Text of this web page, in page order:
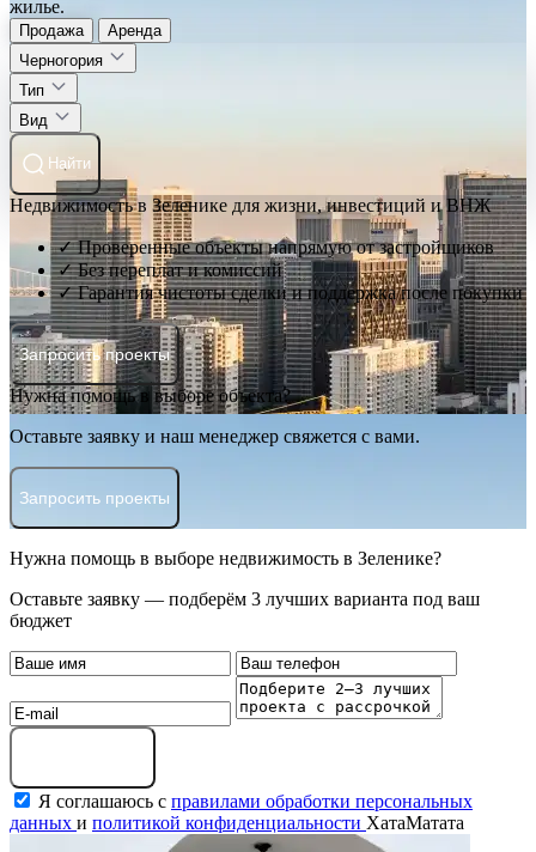
жилье.
Продажа
Аренда
Черногория
Тип
Вид
Найти
Недвижимость в Зеленике для жизни, инвестиций и ВНЖ
✓ Проверенные объекты напрямую от застройщиков
✓ Без переплат и комиссий
✓ Гарантия чистоты сделки и поддержка после покупки
Запросить проекты
Нужна помощь в выборе объекта?
Оставьте заявку и наш менеджер свяжется с вами.
Запросить проекты
Нужна помощь в выборе недвижимость в Зеленике?
Оставьте заявку — подберём 3 лучших варианта под ваш
бюджет
Я соглашаюсь с правилами обработки персональных
данных и политикой конфиденциальности ХатаМатата